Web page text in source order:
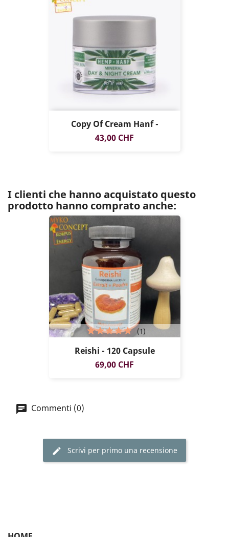
Copy Of Cream Hanf -
Prezzo
43,00 CHF
I clienti che hanno acquistato questo
prodotto hanno comprato anche:
Reishi - 120 Capsule
Prezzo
69,00 CHF
(1)
Commenti (0)
Scrivi per primo una recensione